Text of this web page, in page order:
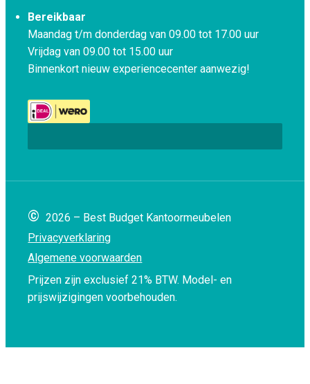
Bereikbaar
Maandag t/m donderdag van 09.00 tot 17.00 uur
Vrijdag van 09.00 tot 15.00 uur
Binnenkort nieuw experiencecenter aanwezig!
© 2026 – Best Budget Kantoormeubelen
Privacyverklaring
Algemene voorwaarden
Prijzen zijn exclusief 21% BTW. Model- en
prijswijzigingen voorbehouden.